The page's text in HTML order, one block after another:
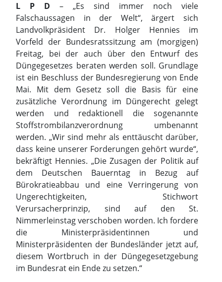
L P D – „Es sind immer noch viele
Falschaussagen in der Welt“, ärgert sich
Landvolkpräsident Dr. Holger Hennies im
Vorfeld der Bundesratssitzung am (morgigen)
Freitag, bei der auch über den Entwurf des
Düngegesetzes beraten werden soll. Grundlage
ist ein Beschluss der Bundesregierung von Ende
Mai. Mit dem Gesetz soll die Basis für eine
zusätzliche Verordnung im Düngerecht gelegt
werden und redaktionell die sogenannte
Stoffstrombilanzverordnung umbenannt
werden. „Wir sind mehr als enttäuscht darüber,
dass keine unserer Forderungen gehört wurde“,
bekräftigt Hennies. „Die Zusagen der Politik auf
dem Deutschen Bauerntag in Bezug auf
Bürokratieabbau und eine Verringerung von
Ungerechtigkeiten, Stichwort
Verursacherprinzip, sind auf den St.
Nimmerleinstag verschoben worden. Ich fordere
die Ministerpräsidentinnen und
Ministerpräsidenten der Bundesländer jetzt auf,
diesem Wortbruch in der Düngegesetzgebung
im Bundesrat ein Ende zu setzen.“